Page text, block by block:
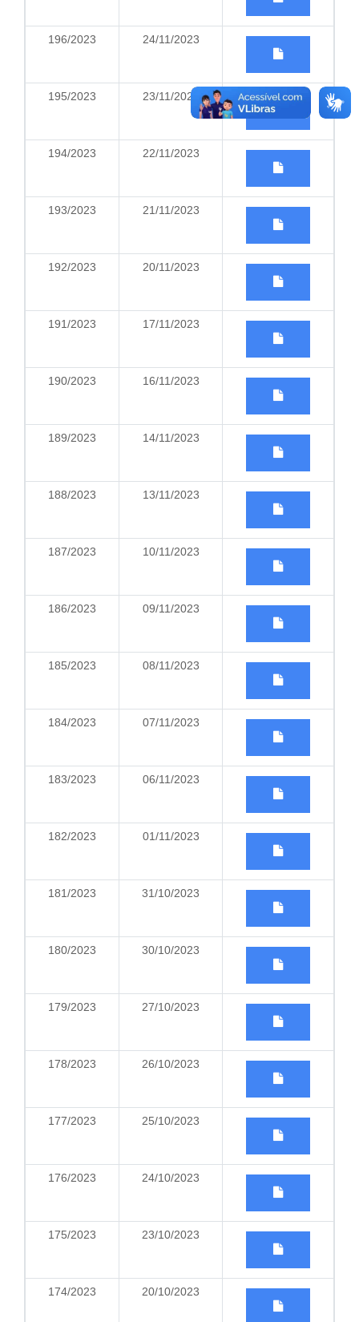
196/2023 24/11/2023
195/2023 23/11/2023
194/2023 22/11/2023
193/2023 21/11/2023
192/2023 20/11/2023
191/2023 17/11/2023
190/2023 16/11/2023
189/2023 14/11/2023
188/2023 13/11/2023
187/2023 10/11/2023
186/2023 09/11/2023
185/2023 08/11/2023
184/2023 07/11/2023
183/2023 06/11/2023
182/2023 01/11/2023
181/2023 31/10/2023
180/2023 30/10/2023
179/2023 27/10/2023
178/2023 26/10/2023
177/2023 25/10/2023
176/2023 24/10/2023
175/2023 23/10/2023
174/2023 20/10/2023